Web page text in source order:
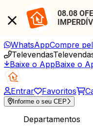
08.08
WhatsAppCompre
Televendas
Baixe o AppBaixe o
Entrar Favoritos
Informe o seu CEP
Departamentos